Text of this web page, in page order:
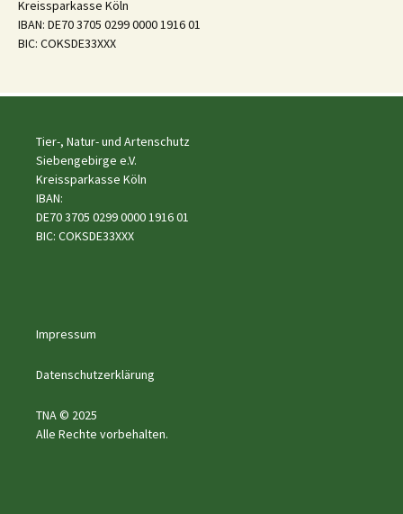
Kreissparkasse Köln
IBAN: DE70 3705 0299 0000 1916 01
BIC: COKSDE33XXX
Tier-, Natur- und Artenschutz
Siebengebirge e.V.
Kreissparkasse Köln
IBAN:
DE70 3705 0299 0000 1916 01
BIC: COKSDE33XXX
Impressum
Datenschutzerklärung
TNA © 2025
Alle Rechte vorbehalten.